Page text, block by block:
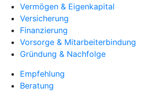
Vermögen & Eigenkapital
Versicherung
Finanzierung
Vorsorge & Mitarbeiterbindung
Gründung & Nachfolge
Empfehlung
Beratung